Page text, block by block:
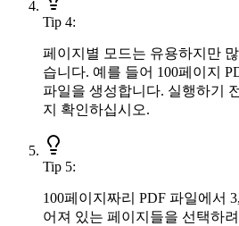
Tip 4:
페이지별 모드는 유용하지만
습니다. 예를 들어 100페이지
파일을 생성합니다. 실행하기
지 확인하십시오.
Tip 5:
100페이지짜리 PDF 파일에서
어져 있는 페이지들을 선택하